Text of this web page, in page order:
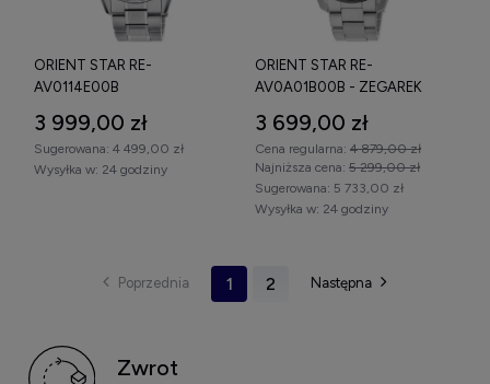
ORIENT STAR RE-
AV0114E00B
3 999,00 zł
Wysyłka w: 24 godziny
Sugerowana: 4 499,00 zł
ORIENT STAR RE-
AV0A01B00B - ZEGAREK
3 699,00 zł
Cena regularna: 4 879,00 zł
Najniższa cena: 5 299,00 zł
Wysyłka w: 24 godziny
Sugerowana: 5 733,00 zł
1 2
Zwrot